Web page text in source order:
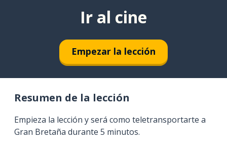
Ir al cine
Empezar la lección
Resumen de la lección
Empieza la lección y será como teletransportarte a
Gran Bretaña durante 5 minutos.